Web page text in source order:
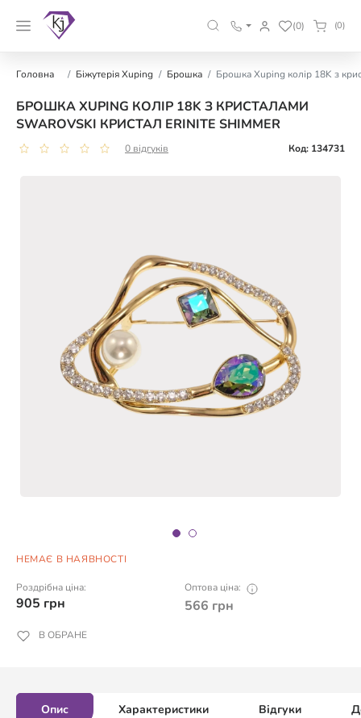
(0) (0)
Головна Біжутерія Xuping Брошка Брошка Xuping колір 18K з
БРОШКА XUPING КОЛІР 18K З КРИСТАЛАМИ
SWAROVSKI КРИСТАЛ ERINITE SHIMMER
0 відгуків Код: 134731
НЕМАЄ В НАЯВНОСТІ
Роздрібна ціна:
905 грн
Оптова ціна:
566 грн
В ОБРАНЕ
Опис Характеристики Відгуки